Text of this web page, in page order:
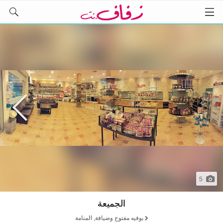
5
الجميعة
بوفيه مفتوح وضيافة, المنامة